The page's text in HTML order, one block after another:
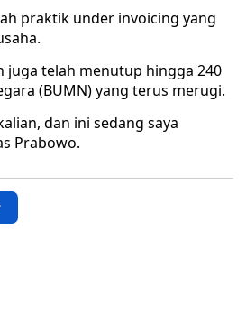
praktik under invoicing yang
juga telah menutup hingga 240
(BUMN) yang terus merugi.
dan ini sedang saya
Prabowo.